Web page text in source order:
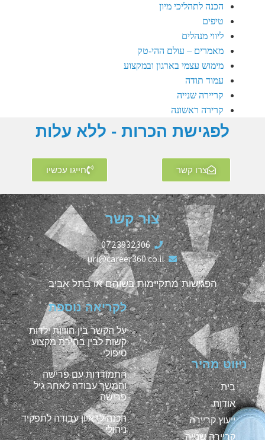
הכנה לתהליכי מיון
טיפים
ליווי מנהלים
מאמרים – עולם ההי-טק
מימוש עצמי בארגון ובמקצוע
עמוד תודה
קריירה שנייה
קרירה ראשונה
לפגישת הכרות - ללא עלות
צרו קשר חייגו עכשיו
צור קשר
0723932306
uri@career360.co.il
הפגישות מתקיימות בשוהם או בתל אביב
ניווט מהיר
בית
אודות
ייעוץ קריירה
קריירה שנייה
לקריאה נוספת
על הקשר בין חוויות ילדות
קשות לבין בחירת מקצוע
טיפולי
התמודדות עם פרישה
והמשך עבודה לאחר גיל
פרישה
הכנה לראיון עבודה לתפקיד
ניהולי